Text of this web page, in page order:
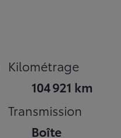
Kilométrage
104 921 km
Transmission
Boîte